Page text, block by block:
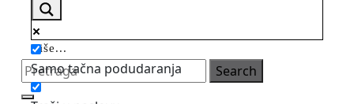
Više...
Samo tačna podudaranja
Search
for: